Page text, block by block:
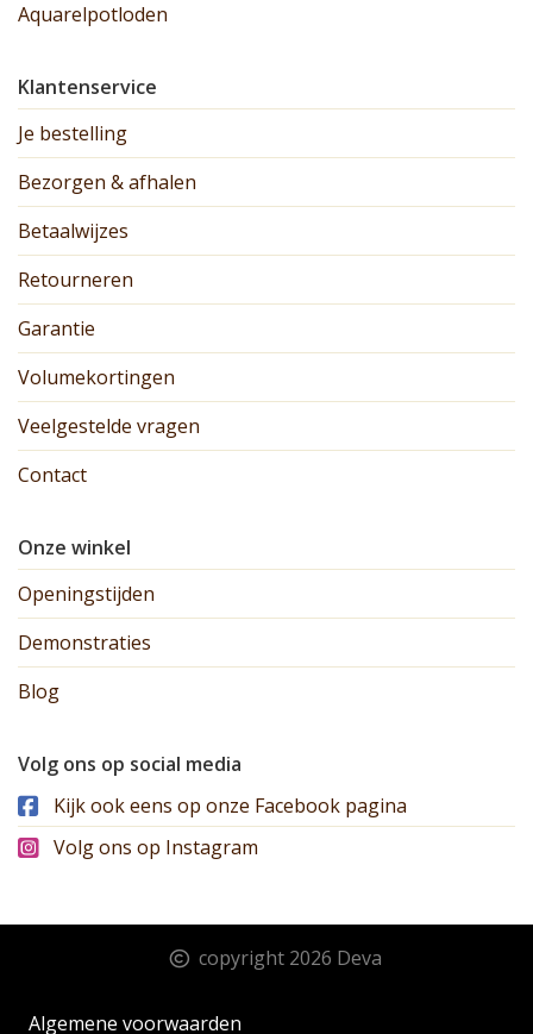
Aquarelpotloden
Klantenservice
Je bestelling
Bezorgen & afhalen
Betaalwijzes
Retourneren
Garantie
Volumekortingen
Veelgestelde vragen
Contact
Onze winkel
Openingstijden
Demonstraties
Blog
Volg ons op social media
Kijk ook eens op onze Facebook pagina
Volg ons op Instagram
copyright 2026 Deva
Algemene voorwaarden